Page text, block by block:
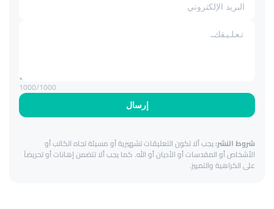
إرسال
1000/1000
شروط النشر:يجب ألا تكون التعليقات تشهيرية أو مسيئة تجاه الكاتب أو
الأشخاص أو المقدسات أو الأديان أو الله. كما يجب ألا تتضمن إهانات أو تحريضاً
على الكراهية والتمييز.